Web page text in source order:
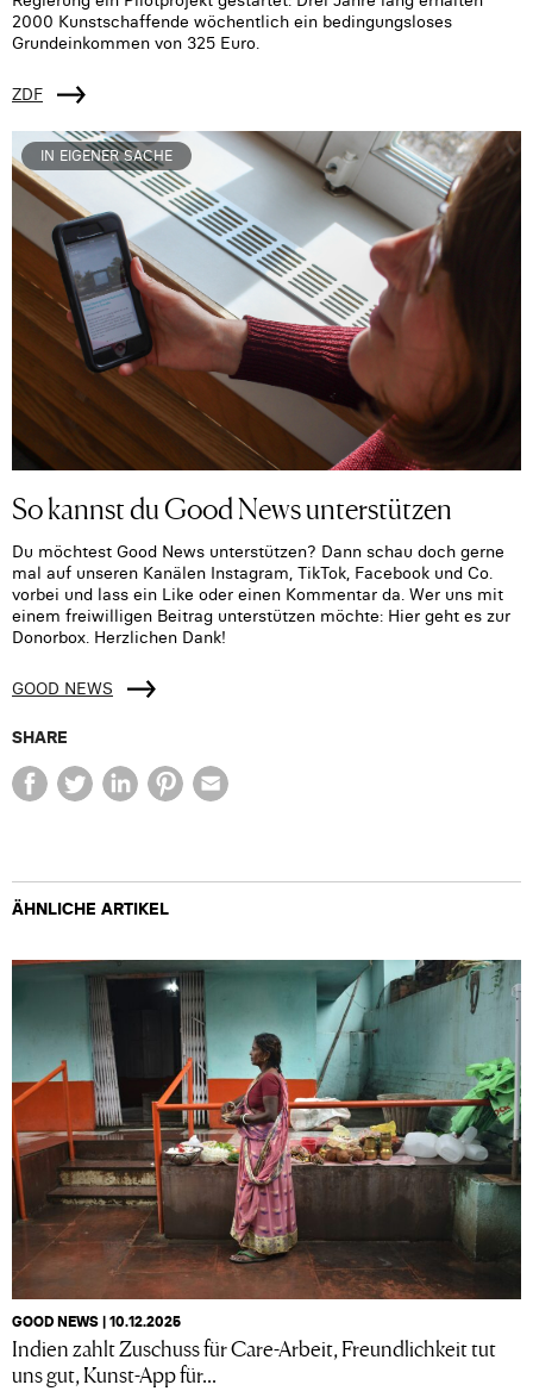
2000 Kunstschaffende wöchentlich ein bedingungsloses
Grundeinkommen von 325 Euro.
ZDF
IN EIGENER SACHE
So kannst du Good News unterstützen
Du möchtest Good News unterstützen? Dann schau doch gerne
mal auf unseren Kanälen Instagram, TikTok, Facebook und Co.
vorbei und lass ein Like oder einen Kommentar da. Wer uns mit
einem freiwilligen Beitrag unterstützen möchte: Hier geht es zur
Donorbox. Herzlichen Dank!
GOOD NEWS
SHARE
ÄHNLICHE ARTIKEL
GOOD NEWS | 10.12.2025
Indien zahlt Zuschuss für Care-Arbeit, Freundlichkeit tut
uns gut, Kunst-App für...